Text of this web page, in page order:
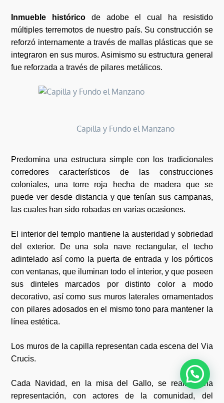
Inmueble histórico de adobe el cual ha resistido
múltiples terremotos de nuestro país. Su construcción se
reforzó internamente a través de mallas plásticas que se
integraron en sus muros. Asimismo su estructura general
fue reforzada a través de pilares metálicos.
Capilla y Fundo el Manzano
Predomina una estructura simple con los tradicionales
corredores característicos de las construcciones
coloniales, una torre roja hecha de madera que se
puede ver desde distancia y que tenían sus campanas,
las cuales han sido robadas en varias ocasiones.
El interior del templo mantiene la austeridad y sobriedad
del exterior. De una sola nave rectangular, el techo
adintelado así como la puerta de entrada y los pórticos
con ventanas, que iluminan todo el interior, y que poseen
sus dinteles marcados por distinto color a modo
decorativo, así como sus muros laterales ornamentados
con pilares adosados en el mismo tono para mantener la
línea estética.
Los muros de la capilla representan cada escena del Via
Crucis.
Cada Navidad, en la misa del Gallo, se realiza una
representación, con actores de la comunidad, del